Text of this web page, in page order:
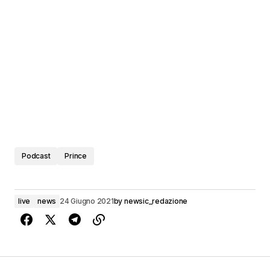
Podcast Prince
live news 24 Giugno 2021by newsic_redazione